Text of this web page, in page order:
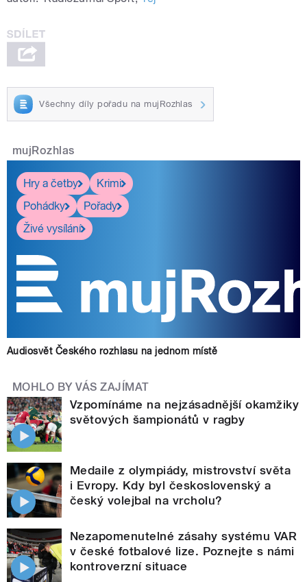
Všechny díly pořadu na mujRozhlas
mujRozhlas
Hry a četby
Krimi
Pohádky
Pořady
Živé vysílání
Audiosvět Českého rozhlasu na jednom místě
MOHLO BY VÁS ZAJÍMAT
Vzpomínáme na nejzásadnější okamžiky
světových šampionátů v ragby
Medaile z olympiády, mistrovství světa
i Evropy. Kdy byl československý a
český volejbal na vrcholu?
Nezapomenutelné zásahy systému VAR
v české fotbalové lize. Poznejte s námi
kontroverzní situace